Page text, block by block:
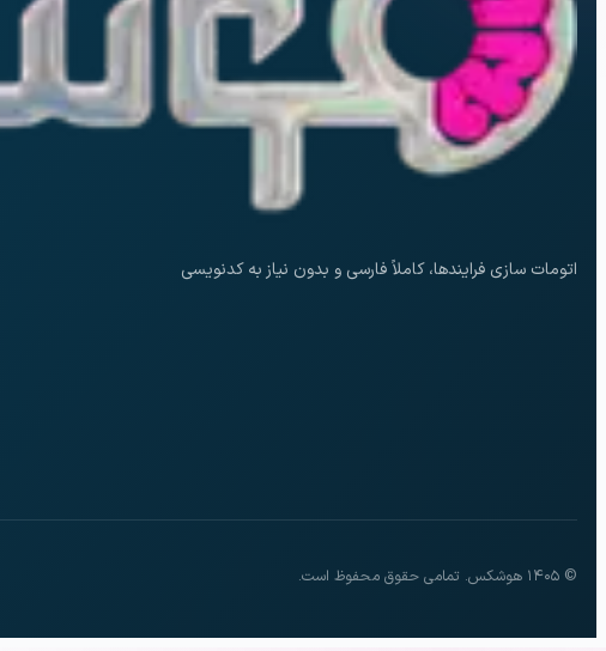
اتومات سازی فرایندها، کاملاً فارسی و بدون نیاز به کدنویسی
© ۱۴۰۵ هوشکس. تمامی حقوق محفوظ است.